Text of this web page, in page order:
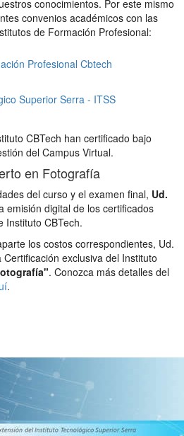
conocimientos. Por este mismo
convenios académicos con las
de Formación Profesional:
Profesional Cbtech
Superior Serra - ITSS
CBTech han certificado bajo
del Campus Virtual.
en Fotografía
del curso y el examen final, Ud.
emisión digital de los certificados
Instituto CBTech.
los costos correspondientes, Ud.
exclusiva del Instituto
. Conozca más detalles del
.